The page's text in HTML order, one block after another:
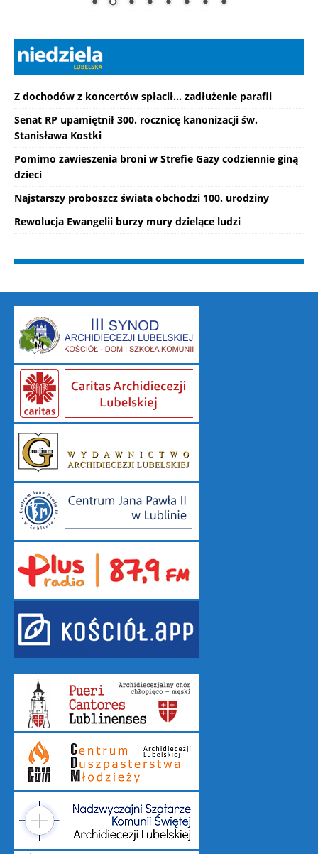
Z dochodów z koncertów spłacił... zadłużenie parafii
Senat RP upamiętnił 300. rocznicę kanonizacji św.
Stanisława Kostki
Pomimo zawieszenia broni w Strefie Gazy codziennie giną
dzieci
Najstarszy proboszcz świata obchodzi 100. urodziny
Rewolucja Ewangelii burzy mury dzielące ludzi